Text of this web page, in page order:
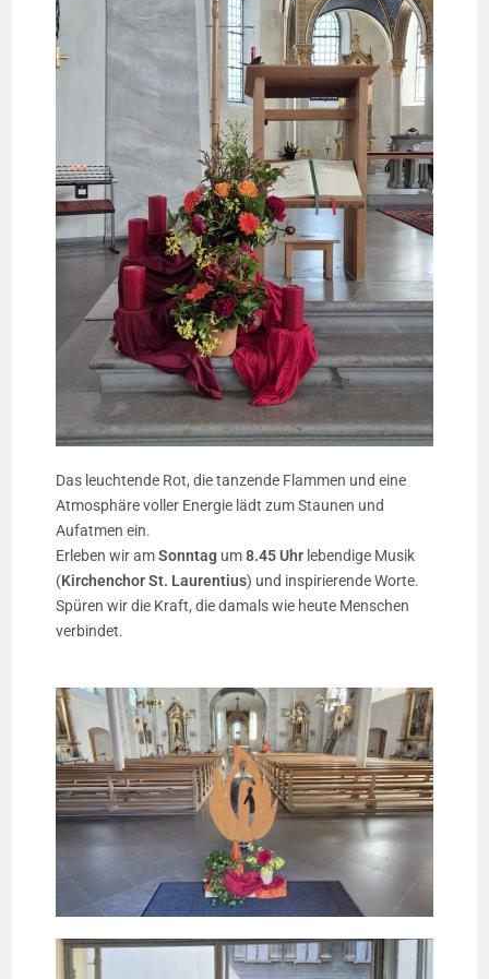
Das leuchtende Rot, die tanzende Flammen und eine
Atmosphäre voller Energie lädt zum Staunen und
Aufatmen ein.
Erleben wir amSonntag um8.45 Uhr lebendige Musik
(Kirchenchor St. Laurentius) und inspirierende Worte.
Spüren wir die Kraft, die damals wie heute Menschen
verbindet.